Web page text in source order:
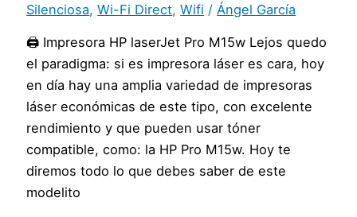
Silenciosa,Wi-Fi Direct,Wifi / Ángel García
🖨️ Impresora HP laserJet Pro M15w Lejos quedo
el paradigma: si es impresora láser es cara, hoy
en día hay una amplia variedad de impresoras
láser económicas de este tipo, con excelente
rendimiento y que pueden usar tóner
compatible, como: la HP Pro M15w. Hoy te
diremos todo lo que debes saber de este
modelito